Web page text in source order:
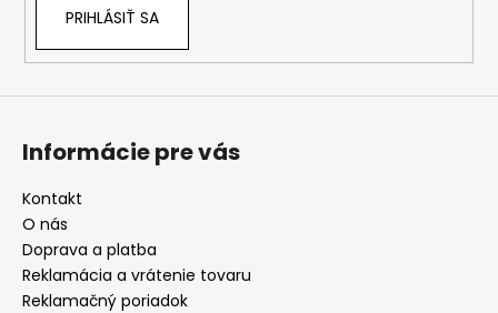
PRIHLÁSIŤ SA
Informácie pre vás
Kontakt
O nás
Doprava a platba
Reklamácia a vrátenie tovaru
Reklamačný poriadok